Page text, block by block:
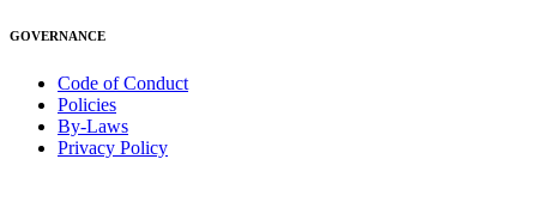
GOVERNANCE
Code of Conduct
Policies
By-Laws
Privacy Policy